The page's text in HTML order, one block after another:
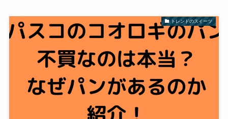
トレンドのスイーツ